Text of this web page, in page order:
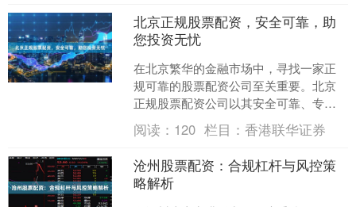
北京正规股票配资，安全可靠，助
您投资无忧
在北京繁华的金融市场中，寻找一家正
规可靠的股票配资公司至关重要。北京
正规股票配资公司以其安全可靠、专业
高效的服务，为投资者提供无忧的投资
体验。 **安全可靠，资....
阅读： 120 栏目： 香港联华证券
沧州股票配资：合规杠杆与风控策
略解析